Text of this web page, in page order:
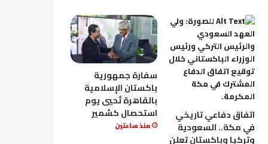
اتفاق دفاعي تاريخي
في مكة.. السعودية
وتركيا وباكستان تعلن
سفارة جمهورية
باكستان الإسلامية
بالقاهرة تُحيي يوم
استحصال كشمير
منذ ساعتين